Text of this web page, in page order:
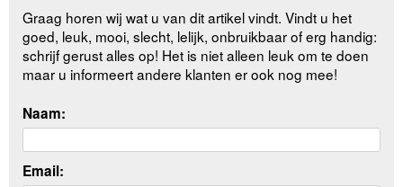
Graag horen wij wat u van dit artikel vindt. Vindt u het
goed, leuk, mooi, slecht, lelijk, onbruikbaar of erg handig:
schrijf gerust alles op! Het is niet alleen leuk om te doen
maar u informeert andere klanten er ook nog mee!
Naam:
Email: